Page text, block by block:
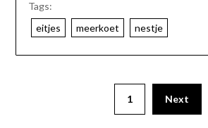
Tags:
eitjes
meerkoet nestje
1 Next